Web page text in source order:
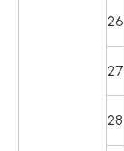
26
27
28